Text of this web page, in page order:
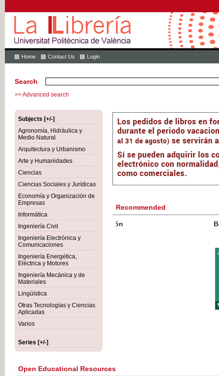
Home Contact Us Login
Search
>> Advanced search
Subjects [+/-]
Agronomía, Hidráulica y
Medio Natural
Arquitectura y Urbanismo
Arte y Humanidades
Ciencias
Ciencias Sociales y Jurídicas
Economía y Organización de
Empresas
Informática
Ingeniería Civil
Ingeniería Electrónica y
Comunicaciones
Ingeniería Energética,
Eléctrica y Motores
Ingeniería Mecánica y de
Materiales
Lingüística
Otras Tecnologías y Ciencias
Aplicadas
Varios
Series [+/-]
Recommended
Botánica Agroalimentaria
Open Educational Resources